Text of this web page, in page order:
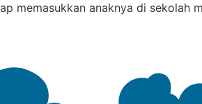
memasukkan anaknya di sekolah